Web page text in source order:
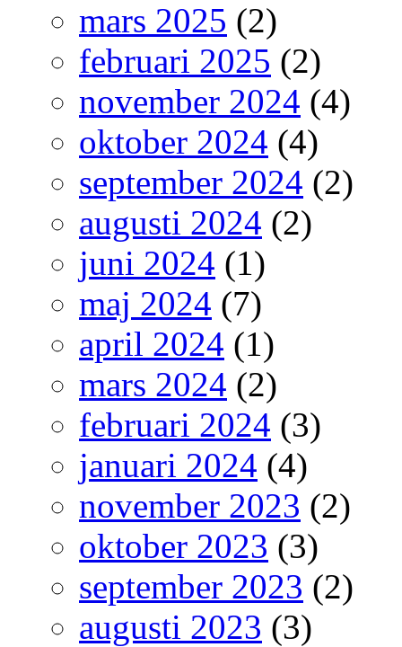
mars 2025 (2)
februari 2025 (2)
november 2024 (4)
oktober 2024 (4)
september 2024 (2)
augusti 2024 (2)
juni 2024 (1)
maj 2024 (7)
april 2024 (1)
mars 2024 (2)
februari 2024 (3)
januari 2024 (4)
november 2023 (2)
oktober 2023 (3)
september 2023 (2)
augusti 2023 (3)